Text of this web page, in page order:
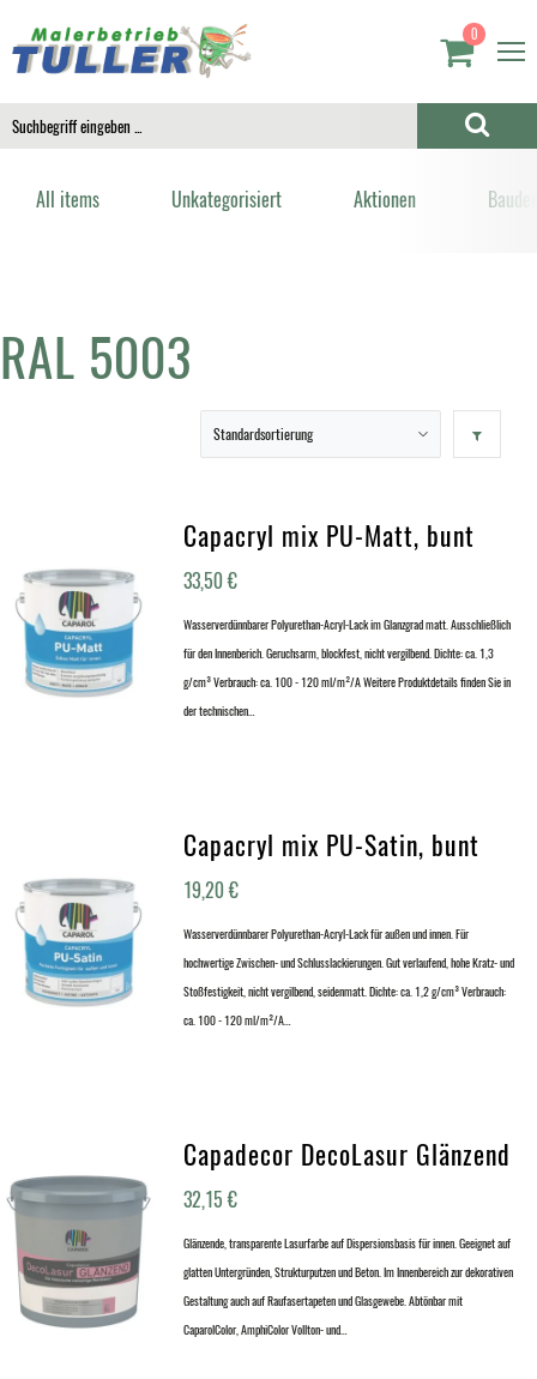
0
All items Unkategorisiert Aktionen
RAL 5003
Capacryl mix PU-Matt, bunt
33,50€
Wasserverdünnbarer Polyurethan-Acryl-Lack im Glanzgrad matt. Ausschließlich
für den Innenberich. Geruchsarm, blockfest, nicht vergilbend. Dichte: ca. 1,3
g/cm³ Verbrauch: ca. 100 - 120 ml/m²/A Weitere Produktdetails finden Sie in
der technischen…
Capacryl mix PU-Satin, bunt
19,20€
Wasserverdünnbarer Polyurethan-Acryl-Lack für außen und innen. Für
hochwertige Zwischen- und Schlusslackierungen. Gut verlaufend, hohe Kratz- und
Stoßfestigkeit, nicht vergilbend, seidenmatt. Dichte: ca. 1,2 g/cm³ Verbrauch:
ca. 100 - 120 ml/m²/A…
Capadecor DecoLasur Glänzend
32,15€
Glänzende, transparente Lasurfarbe auf Dispersionsbasis für innen. Geeignet auf
glatten Untergründen, Strukturputzen und Beton. Im Innenbereich zur dekorativen
Gestaltung auch auf Raufasertapeten und Glasgewebe. Abtönbar mit
CaparolColor, AmphiColor Vollton- und…